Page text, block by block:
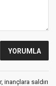
saldırı